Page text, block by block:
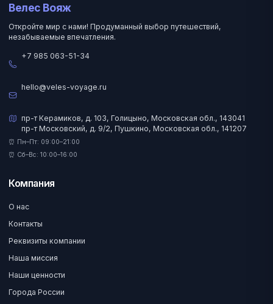
Велес Вояж
Откройте мир с нами! Продуманный выбор путешествий,
незабываемые впечатления.
+7 985 063-51-34
hello@veles-voyage.ru
пр-т Керамиков, д. 103, Голицыно, Московская обл., 143041
пр-т Московский, д. 9/2, Пушкино, Московская обл., 141207
⏰ Пн–Пт: 09:00–21:00
⏰ Сб–Вс: 10:00–16:00
Компания
О нас
Контакты
Реквизиты компании
Наша миссия
Наши ценности
Города России